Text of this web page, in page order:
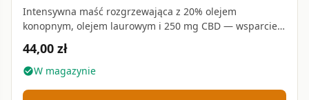
Intensywna maść rozgrzewająca z 20% olejem
konopnym, olejem laurowym i 250 mg CBD — wsparcie
dla przeciążonych mięśni, stawów i kręgosłupa • 250 ml
44,00 zł
check_circleW magazynie